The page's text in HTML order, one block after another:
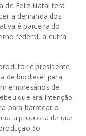
de Feliz Natal terá
a demanda dos
é parceira do
federal, a outra
e presidente,
de biodiesel para
empresários de
que era intenção
para baratear o
a proposta de que
do